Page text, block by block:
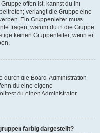
offen ist, kannst du ihr
verlangt die Gruppe eine
Ein Gruppenleiter muss
fragen, warum du in die Gruppe
keinen Gruppenleiter, wenn er
durch die Board-Administration
du eine eigene
du einen Administrator
farbig dargestellt?